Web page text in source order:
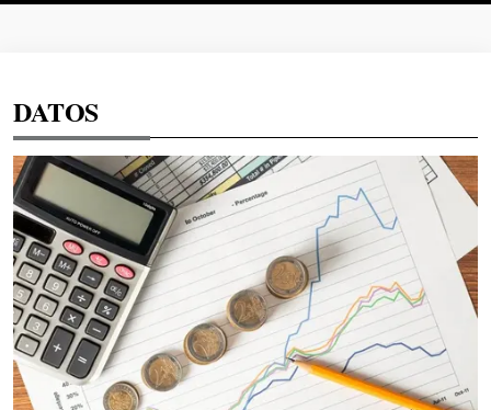
DATOS